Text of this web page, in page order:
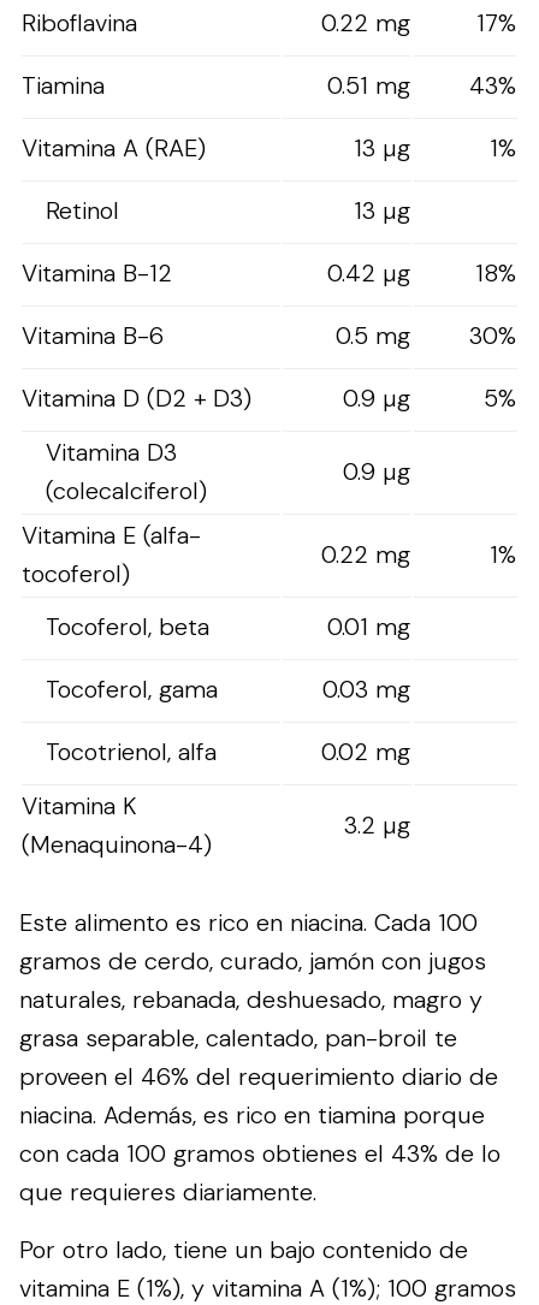
Riboflavina
0.22 mg
17%
Tiamina
0.51 mg
43%
Vitamina A (RAE)
13 µg
1%
Retinol
13 µg
Vitamina B-12
0.42 µg
18%
Vitamina B-6
0.5 mg
30%
Vitamina D (D2 + D3)
0.9 µg
5%
Vitamina D3
(colecalciferol)
0.9 µg
Vitamina E (alfa-
tocoferol)
0.22 mg 1%
Tocoferol, beta
0.01 mg
Tocoferol, gama
0.03 mg
Tocotrienol, alfa
0.02 mg
Vitamina K
(Menaquinona-4)
3.2 µg
Este alimento es rico en niacina. Cada 100
gramos de cerdo, curado, jamón con jugos
naturales, rebanada, deshuesado, magro y
grasa separable, calentado, pan-broil te
proveen el 46% del requerimiento diario de
niacina. Además, es rico en tiamina porque
con cada 100 gramos obtienes el 43% de lo
que requieres diariamente.
Por otro lado, tiene un bajo contenido de
vitamina E (1%), y vitamina A (1%); 100 gramos